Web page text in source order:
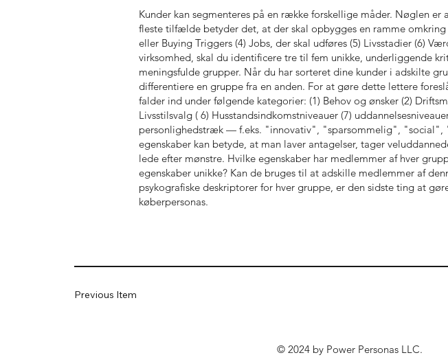
Kunder kan segmenteres på en række forskellige måder. Nøglen
fleste tilfælde betyder det, at der skal opbygges en ramme omkring
eller Buying Triggers (4) Jobs, der skal udføres (5) Livsstadier (6)
virksomhed, skal du identificere tre til fem unikke, underliggende
meningsfulde grupper. Når du har sorteret dine kunder i adskilte
differentiere en gruppe fra en anden. For at gøre dette lettere
falder ind under følgende kategorier: (1) Behov og ønsker (2)
Livsstilsvalg ( 6) Husstandsindkomstniveauer (7)
personlighedstræk — f.eks. "innovativ", "sparsommelig",
egenskaber kan betyde, at man laver antagelser, tager
lede efter mønstre. Hvilke egenskaber har medlemmer af hver
egenskaber unikke? Kan de bruges til at adskille medlemmer af
psykografiske deskriptorer for hver gruppe, er den sidste ting at
køberpersonas.
Previous Item
© 2024 by Power Personas LLC.